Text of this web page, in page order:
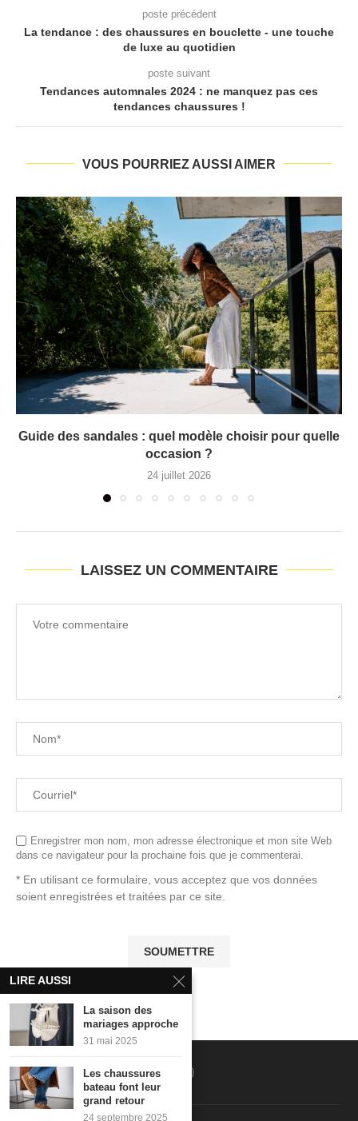
poste précédent
La tendance : des chaussures en bouclette - une touche
de luxe au quotidien
poste suivant
Tendances automnales 2024 : ne manquez pas ces
tendances chaussures !
VOUS POURRIEZ AUSSI AIMER
Guide des sandales : quel modèle choisir pour quelle
occasion ?
24 juillet 2026
LAISSEZ UN COMMENTAIRE
Enregistrer mon nom, mon adresse électronique et mon site Web
dans ce navigateur pour la prochaine fois que je commenterai.
* En utilisant ce formulaire, vous acceptez que vos données
soient enregistrées et traitées par ce site.
LIRE AUSSI
La saison des
mariages approche
31 mai 2025
Les chaussures
bateau font leur
grand retour
24 septembre 2025